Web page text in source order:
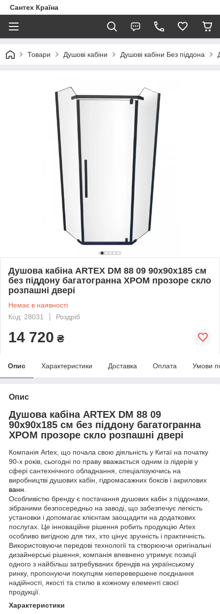
Сантех Країна
Товари Душові кабіни Душові кабіни Без піддона
Душова кабіна ARTEX DM 88 09 90х90х185 см
без піддону багатогранна ХРОМ прозоре скло
розпашні двері
Немає в наявності
Код: 28031
Роздріб
14 720 ₴
Опис Характеристики Доставка Оплата Умови
Опис
Душова кабіна ARTEX DM 88 09
90х90х185 см без піддону багатогранна
ХРОМ прозоре скло розпашні двері
Компанія Artex, що почала свою діяльність у Китаї на початку
90-х років, сьогодні по праву вважається одним із лідерів у
сфері сантехнічного обладнання, спеціалізуючись на
виробництві душових кабін, гідромасажних боксів і акрилових
ванн.
Особливістю бренду є постачання душових кабін з піддонами,
зібраними безпосередньо на заводі, що забезпечує легкість
установки і допомагає клієнтам заощадити на додаткових
послугах. Це інноваційне рішення робить продукцію Artex
особливо вигідною для тих, хто цінує зручність і практичність.
Використовуючи передові технології та створюючи оригінальні
дизайнерські рішення, компанія впевнено утримує позиції
одного з найбільш затребуваних брендів на українському
ринку, пропонуючи покупцям неперевершене поєднання
надійності, якості та стилю в кожному елементі своєї
продукції.
Характеристики